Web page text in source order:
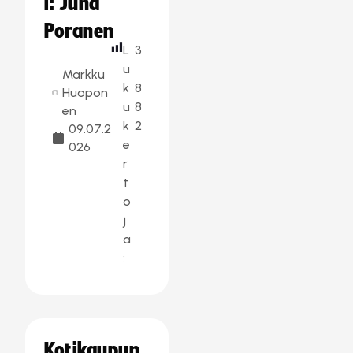
Poranen
Markku
Huopon
en
09.07.2
026
L
u
k
u
k
e
r
t
o
j
a
:
3
8
8
2